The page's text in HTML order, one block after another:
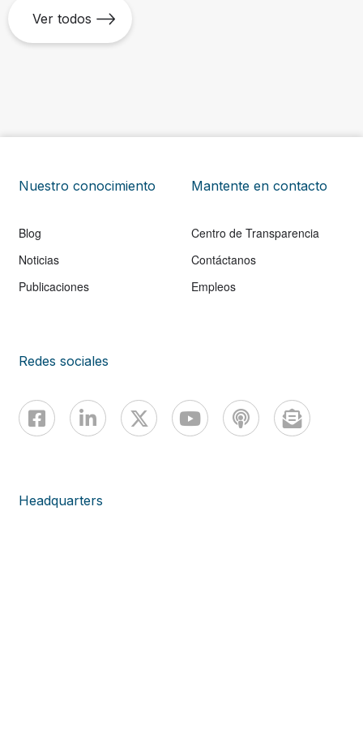
Ver todos
Nuestro conocimiento
Blog
Noticias
Publicaciones
Mantente en contacto
Centro de Transparencia
Contáctanos
Empleos
Redes sociales
Headquarters